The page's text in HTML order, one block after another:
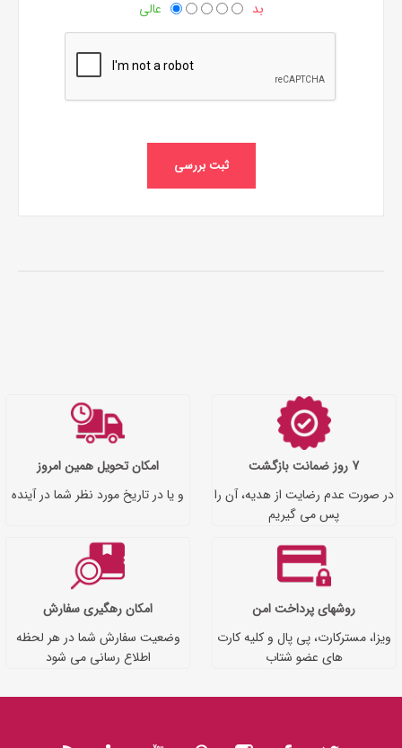
بد عالی
ثبت بررسی
7 روز ضمانت بازگشت
در صورت عدم رضایت از هدیه، آن را
پس می گیریم
امکان تحویل همین امروز
و یا در تاریخ مورد نظر شما در آینده
روشهای پرداخت امن
ویزا، مسترکارت، پی پال و کلیه کارت
های عضو شتاب
امکان رهگیری سفارش
وضعیت سفارش شما در هر لحظه
اطلاع رسانی می شود